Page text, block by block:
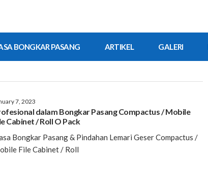
BONGKAR PASANG ARTIKEL GALERI
7, 2023
dalam Bongkar Pasang Compactus / Mobile
Cabinet / Roll O Pack
Bongkar Pasang & Pindahan Lemari Geser Compactus /
File Cabinet / Roll